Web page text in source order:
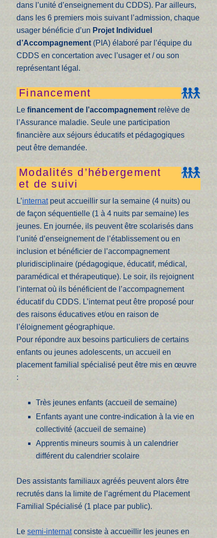
dans l’unité d’enseignement du CDDS). Par ailleurs,
dans les 6 premiers mois suivant l’admission, chaque
usager bénéficie d’un Projet Individuel
d’Accompagnement (PIA) élaboré par l’équipe du
CDDS en concertation avec l’usager et / ou son
représentant légal.
Financement
Lefinancement de l’accompagnement relève de
l’Assurance maladie. Seule une participation
financière aux séjours éducatifs et pédagogiques
peut être demandée.
Modalités d’hébergement
et de suivi
L’internatpeut accueillir sur la semaine (4 nuits) ou
de façon séquentielle (1 à 4 nuits par semaine) les
jeunes. En journée, ils peuvent être scolarisés dans
l’unité d’enseignement de l’établissement ou en
inclusion et bénéficier de l’accompagnement
pluridisciplinaire (pédagogique, éducatif, médical,
paramédical et thérapeutique). Le soir, ils rejoignent
l’internat où ils bénéficient de l’accompagnement
éducatif du CDDS. L’internat peut être proposé pour
des raisons éducatives et/ou en raison de
l’éloignement géographique.
Pour répondre aux besoins particuliers de certains
enfants ou jeunes adolescents, un accueil en
placement familial spécialisé peut être mis en œuvre
:
Très jeunes enfants (accueil de semaine)
Enfants ayant une contre-indication à la vie en
collectivité (accueil de semaine)
Apprentis mineurs soumis à un calendrier
différent du calendrier scolaire
Des assistants familiaux agréés peuvent alors être
recrutés dans la limite de l’agrément du Placement
Familial Spécialisé (1 place par public).
Lesemi-internatconsiste à accueillir les jeunes en